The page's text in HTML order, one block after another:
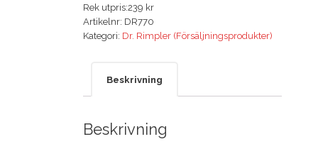
Rek utpris:239 kr
Artikelnr: DR770
Kategori: Dr. Rimpler (Försäljningsprodukter)
Beskrivning
Beskrivning